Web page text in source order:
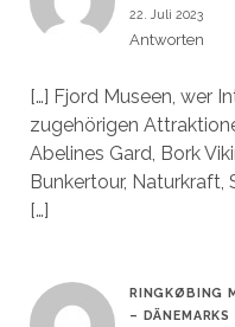
22. Juli 2023
Antworten
[…] Fjord Museen, wer
zugehörigen
Abelines Gard, Bork
Bunkertour, Naturkraft,
[…]
RINGKØBING
–